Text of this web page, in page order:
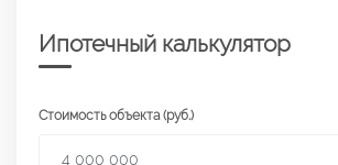
Ипотечный калькулятор
Стоимость объекта (руб.)